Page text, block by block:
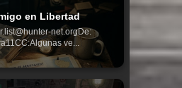
en Libertad
net.orgDe:
ve...